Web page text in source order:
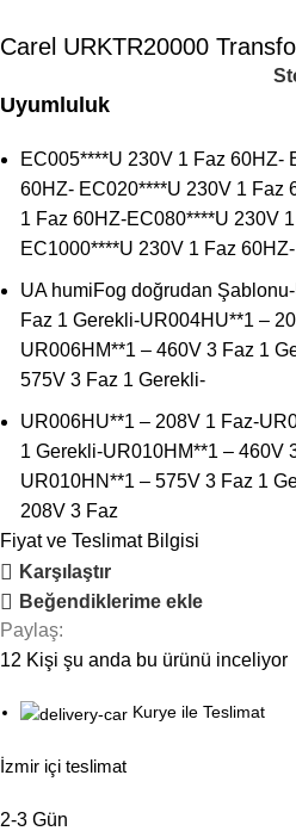
Carel URKTR20000
Uyumluluk
EC005****U 230V 1 Faz 60HZ-
60HZ- EC020****U 230V 1 Faz
1 Faz 60HZ-EC080****U 230V
EC1000****U 230V 1 Faz 60HZ-
UA humiFog doğrudan
Faz 1 Gerekli-UR004HU**1 –
UR006HM**1 – 460V 3 Faz 1
575V 3 Faz 1 Gerekli-
UR006HU**1 – 208V 1 Faz-
1 Gerekli-UR010HM**1 – 460V
UR010HN**1 – 575V 3 Faz 1
208V 3 Faz
Fiyat ve Teslimat Bilgisi
Karşılaştır
Beğendiklerime ekle
Paylaş:
12 Kişi şu anda bu ürünü inceliyor
Kurye ile Teslimat
İzmir içi teslimat
2-3 Gün